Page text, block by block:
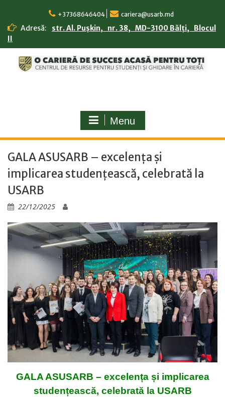
content
+37368646404 cariera@usarb.md
Adresă:
str. Al. Pușkin, nr. 38, MD-3100 Bălți, Blocul
II
Menu
GALA ASUSARB – excelența și
implicarea studențească, celebrată la
USARB
22/12/2025
GALA ASUSARB – excelența și implicarea
studențească, celebrată la USARB